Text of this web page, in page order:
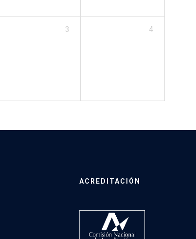
3 4
ACREDITACIÓN